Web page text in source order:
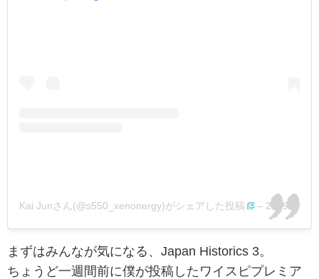
Kai Junさん(@s550_xenonergy)がシェアした投稿 – 2019年 7月月28日午前8時57分PDT
まずはみんなが気になる、Japan Historics 3。
ちょうど一週間前に僕が投稿したワイスピプレミア